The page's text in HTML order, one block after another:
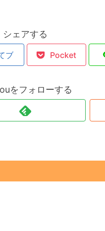
シェアする
ブ Pocket
をフォローする